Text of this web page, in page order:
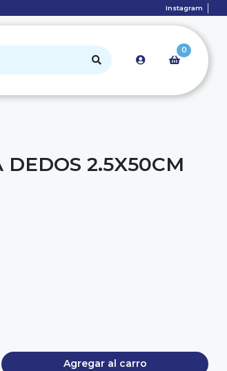
Instagram
0
DEDOS 2.5X50CM
Agregar al carro